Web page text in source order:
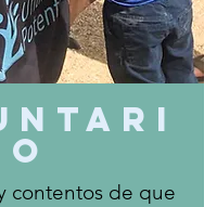
o
contentos de que